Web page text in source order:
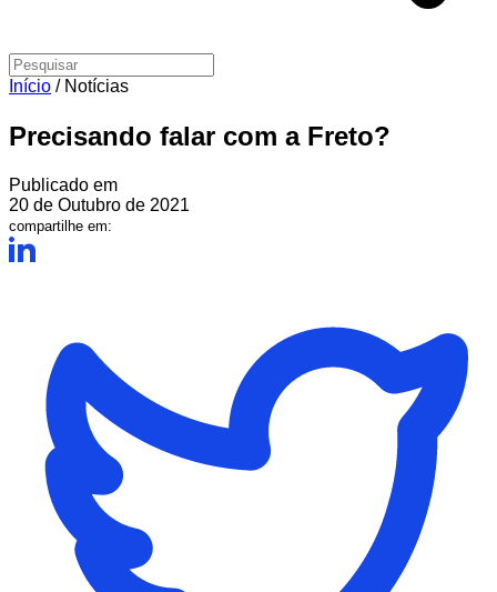
Início / Notícias
Precisando falar com a Freto?
Publicado em
20 de Outubro de 2021
compartilhe em: